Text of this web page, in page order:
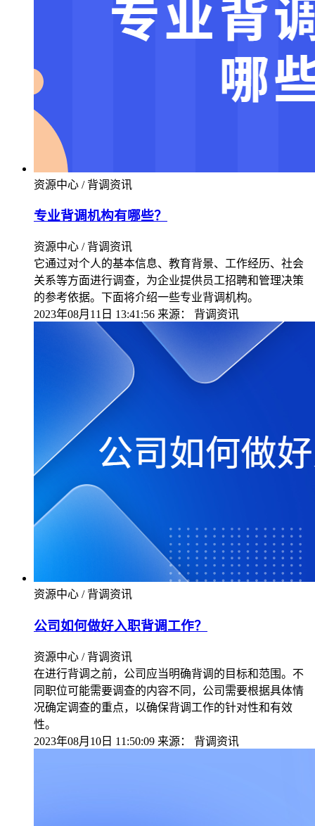
资源中心 / 背调资讯
专业背调机构有哪些？
资源中心 / 背调资讯
它通过对个人的基本信息、教育背景、工作经历、社会
关系等方面进行调查，为企业提供员工招聘和管理决策
的参考依据。下面将介绍一些专业背调机构。
2023年08月11日 13:41:56 来源： 背调资讯
资源中心 / 背调资讯
公司如何做好入职背调工作？
资源中心 / 背调资讯
在进行背调之前，公司应当明确背调的目标和范围。不
同职位可能需要调查的内容不同，公司需要根据具体情
况确定调查的重点，以确保背调工作的针对性和有效
性。
2023年08月10日 11:50:09 来源： 背调资讯